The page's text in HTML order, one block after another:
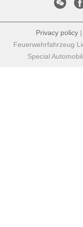
Privacy policy |
Feuerwehrfahrzeug
Special